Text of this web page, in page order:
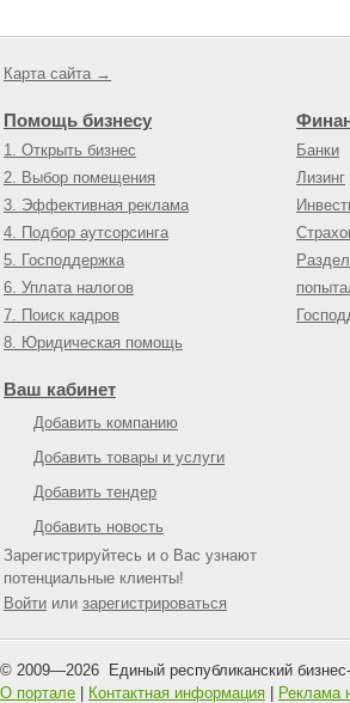
Карта сайта →
Помощь бизнесу
1. Открыть бизнес
2. Выбор помещения
3. Эффективная реклама
4. Подбор аутсорсинга
5. Господдержка
6. Уплата налогов
7. Поиск кадров
8. Юридическая помощь
Банки
Лизинг
Ваш кабинет
Добавить компанию
Добавить товары и услуги
Добавить тендер
Добавить новость
Зарегистрируйтесь и о Вас узнают
потенциальные клиенты!
Войти или зарегистрироваться
© 2009—2026 Единый республиканский
О портале
Контактная информация Реклама